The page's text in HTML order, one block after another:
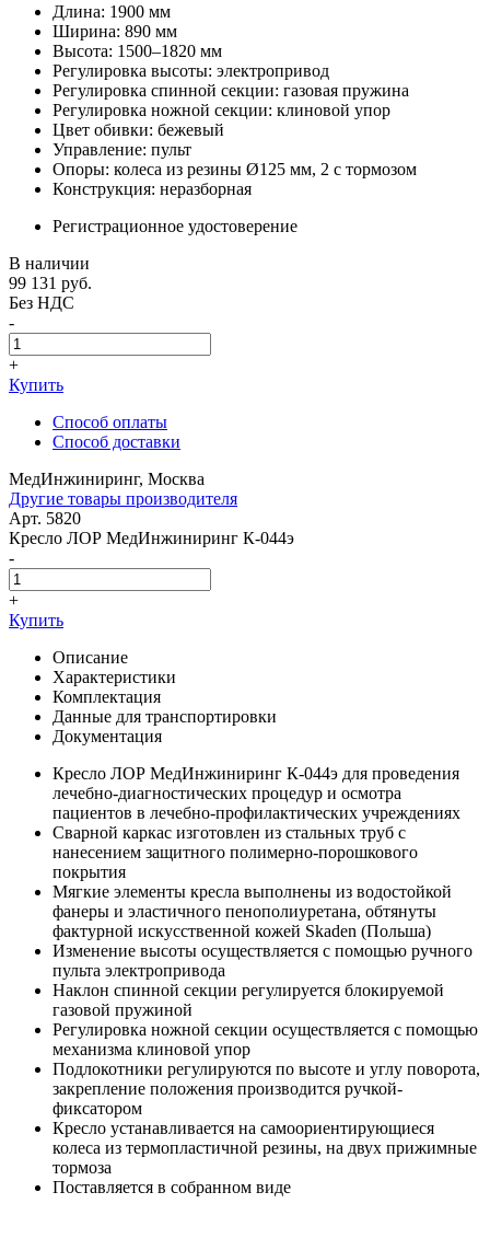
Длина: 1900 мм
Ширина: 890 мм
Высота: 1500–1820 мм
Регулировка высоты: электропривод
Регулировка спинной секции: газовая пружина
Регулировка ножной секции: клиновой упор
Цвет обивки: бежевый
Управление: пульт
Опоры: колеса из резины Ø125 мм, 2 с тормозом
Конструкция: неразборная
Регистрационное удостоверение
В наличии
99 131 руб.
Без НДС
-
+
Купить
Способ оплаты
Способ доставки
МедИнжиниринг, Москва
Другие товары производителя
Арт. 5820
Кресло ЛОР МедИнжиниринг К-044э
-
+
Купить
Описание
Характеристики
Комплектация
Данные для транспортировки
Документация
Кресло ЛОР МедИнжиниринг К-044э для проведения
лечебно-диагностических процедур и осмотра
пациентов в лечебно-профилактических учреждениях
Сварной каркас изготовлен из стальных труб с
нанесением защитного полимерно-порошкового
покрытия
Мягкие элементы кресла выполнены из водостойкой
фанеры и эластичного пенополиуретана, обтянуты
фактурной искусственной кожей Skaden (Польша)
Изменение высоты осуществляется с помощью ручного
пульта электропривода
Наклон спинной секции регулируется блокируемой
газовой пружиной
Регулировка ножной секции осуществляется с помощью
механизма клиновой упор
Подлокотники регулируются по высоте и углу поворота,
закрепление положения производится ручкой-
фиксатором
Кресло устанавливается на самоориентирующиеся
колеса из термопластичной резины, на двух прижимные
тормоза
Поставляется в собранном виде